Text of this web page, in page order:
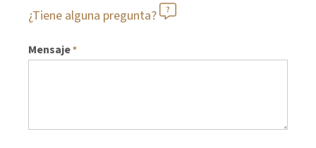
¿Tiene alguna pregunta?
Mensaje*